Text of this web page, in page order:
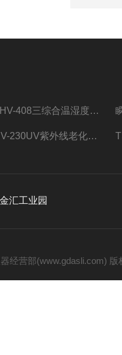
THV-408三综合温湿度振动试验箱
UV-230UV紫外线老化试验箱
汇工业园
经营部(www.gdasli.com)